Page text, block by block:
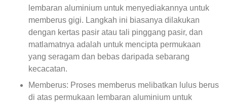
lembaran aluminium untuk menyediakannya untuk
memberus gigi. Langkah ini biasanya dilakukan
dengan kertas pasir atau tali pinggang pasir, dan
matlamatnya adalah untuk mencipta permukaan
yang seragam dan bebas daripada sebarang
kecacatan.
Memberus: Proses memberus melibatkan lulus berus
di atas permukaan lembaran aluminium untuk